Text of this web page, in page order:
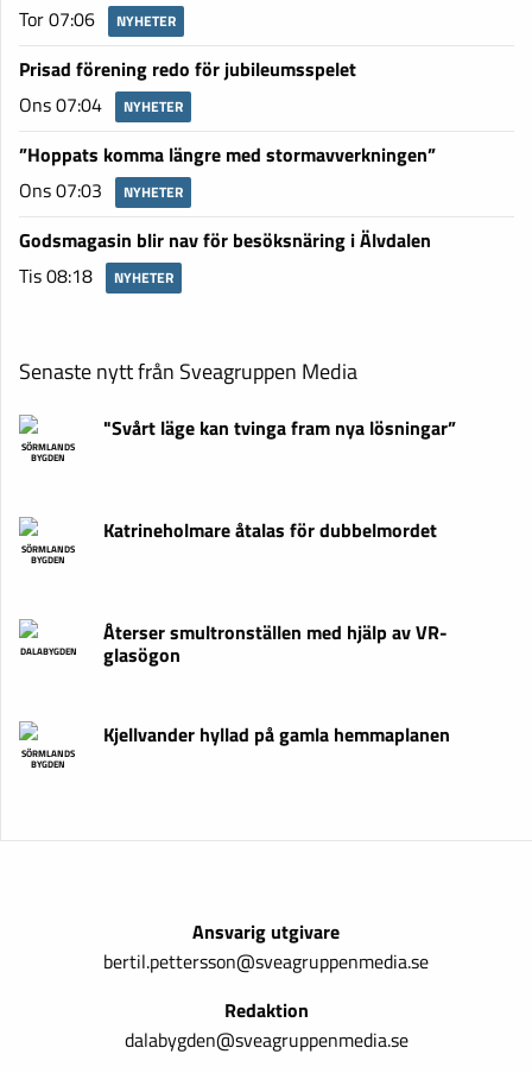
Tor 07:06
NYHETER
Prisad förening redo för jubileumsspelet
Ons 07:04
NYHETER
”Hoppats komma längre med stormavverkningen”
Ons 07:03
NYHETER
Godsmagasin blir nav för besöksnäring i Älvdalen
Tis 08:18
NYHETER
Senaste nytt från Sveagruppen Media
SÖRMLANDS
BYGDEN
"Svårt läge kan tvinga fram nya lösningar”
SÖRMLANDS
BYGDEN
Katrineholmare åtalas för dubbelmordet
DALABYGDEN
Återser smultronställen med hjälp av VR-
glasögon
SÖRMLANDS
BYGDEN
Kjellvander hyllad på gamla hemmaplanen
Ansvarig utgivare
bertil.pettersson@sveagruppenmedia.se
Redaktion
dalabygden@sveagruppenmedia.se